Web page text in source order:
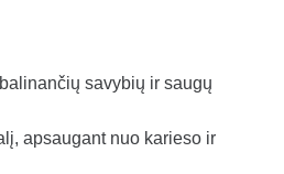
savybių ir saugų
apsaugant nuo karieso ir